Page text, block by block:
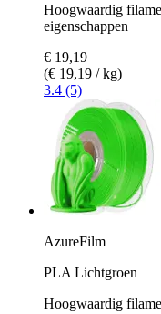
Hoogwaardig
eigenschappen
€ 19,19
(€ 19,19 / kg)
3.4 (5)
AzureFilm
PLA Lichtgroen
Hoogwaardig